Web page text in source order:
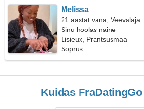
Melissa
21 aastat vana, Veevalaja
Sinu hoolas naine
Lisieux, Prantsusmaa
Sõprus
Kuidas